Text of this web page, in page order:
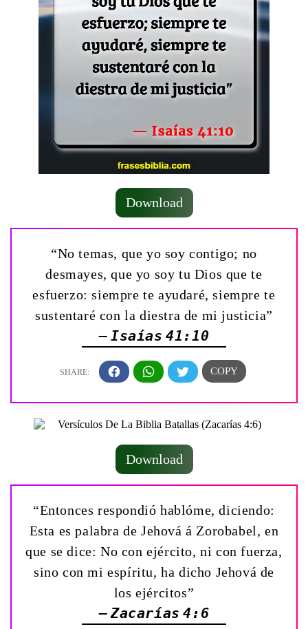
Download
“No temas, que yo soy contigo; no
desmayes, que yo soy tu Dios que te
esfuerzo: siempre te ayudaré, siempre te
sustentaré con la diestra de mi justicia”
— Isaías 41:10
Download
“Entonces respondió hablóme, diciendo:
Esta es palabra de Jehová á Zorobabel, en
que se dice: No con ejército, ni con fuerza,
sino con mi espíritu, ha dicho Jehová de
los ejércitos”
— Zacarías 4:6